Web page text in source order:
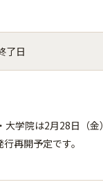
了日
学院は2月28日（金
再開予定です。